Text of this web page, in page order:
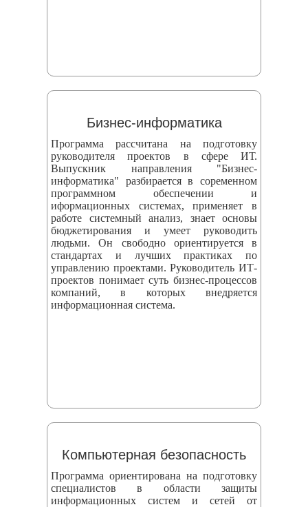
Бизнес-информатика
Программа рассчитана на подготовку
руководителя проектов в сфере ИТ.
Выпускник направления "Бизнес-
информатика" разбирается в соременном
программном обеспечении и
иформационных системах, применяет в
работе системный анализ, знает основы
бюджетирования и умеет руководить
людьми. Он свободно ориентируется в
стандартах и лучших практиках по
управлению проектами. Руководитель ИТ-
проектов понимает суть бизнес-процессов
компаний, в которых внедряется
информационная система.
Компьютерная безопасность
Программа ориентирована на подготовку
специалистов в области защиты
информационных систем и сетей от